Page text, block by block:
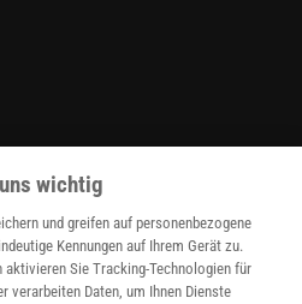
sein, ohne seine
Jahren passt normalerweise in ein
Verhalten ernähren sich in der
Fettpartikel in ihren
früh im Leben fettleibig, dann
Unbrauchbare Proteine werden
sich in den Zellen an. So können
werden Gefäßwände geschädigt.
wichtig
und greifen auf personenbezogene
Kennungen auf Ihrem Gerät zu.
Sie Tracking-Technologien für
verarbeiten Daten, um Ihnen Dienste